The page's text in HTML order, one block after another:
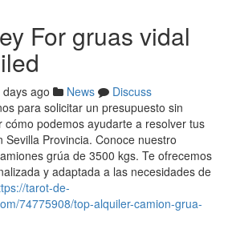
For gruas vidal
ago News
Discuss
para solicitar un presupuesto sin
cómo podemos ayudarte a resolver tus
Sevilla Provincia. Conoce nuestro
grúa de 3500 kgs. Te ofrecemos
y adaptada a las necesidades de
tarot-de-
74775908/top-alquiler-camion-grua-